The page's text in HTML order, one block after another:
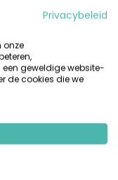
mooi terras met
goed
en tijdens
. Op 10 km
de liefhebbers,
worden
uitstapjes.
en mooie
Privacybeleid
onze
geweldige website-
de cookies die we